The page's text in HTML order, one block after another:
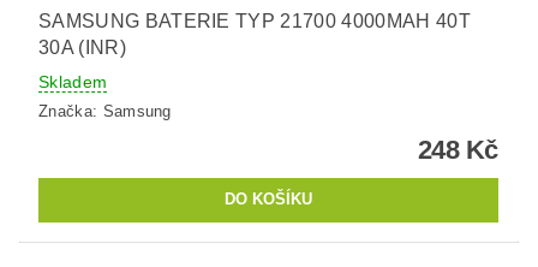
SAMSUNG BATERIE TYP 21700 4000MAH 40T
30A (INR)
Skladem
Značka: Samsung
248 Kč